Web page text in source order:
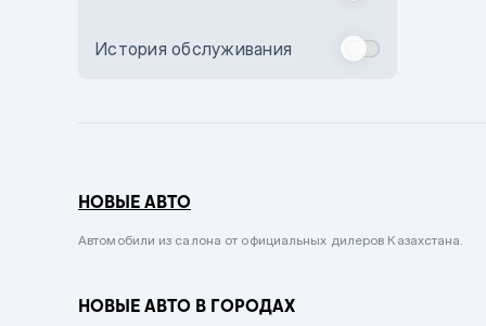
Комбинированный
Сиреневый металлик
Вишневый
История обслуживания
НОВЫЕ АВТО
Автомобили из салона от официальных дилеров Казахстана.
НОВЫЕ АВТО В ГОРОДАХ